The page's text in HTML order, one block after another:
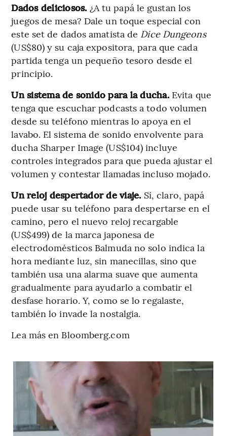
Dados deliciosos. ¿A tu papá le gustan los
juegos de mesa? Dale un toque especial con
este set de dados amatista de Dice Dungeons
(US$80) y su caja expositora, para que cada
partida tenga un pequeño tesoro desde el
principio.
Un sistema de sonido para la ducha. Evita que
tenga que escuchar podcasts a todo volumen
desde su teléfono mientras lo apoya en el
lavabo. El sistema de sonido envolvente para
ducha Sharper Image (US$104) incluye
controles integrados para que pueda ajustar el
volumen y contestar llamadas incluso mojado.
Un reloj despertador de viaje. Sí, claro, papá
puede usar su teléfono para despertarse en el
camino, pero el nuevo reloj recargable
(US$499) de la marca japonesa de
electrodomésticos Balmuda no solo indica la
hora mediante luz, sin manecillas, sino que
también usa una alarma suave que aumenta
gradualmente para ayudarlo a combatir el
desfase horario. Y, como se lo regalaste,
también lo invade la nostalgia.
Lea más en Bloomberg.com